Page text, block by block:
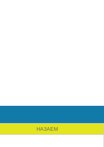
НАЗАЕМ